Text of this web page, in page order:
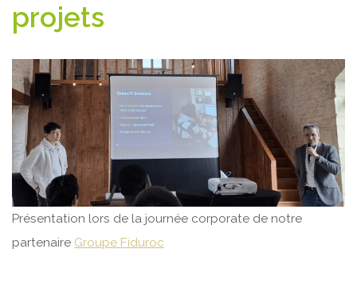
projets
Présentation lors de la journée corporate de notre
partenaire Groupe Fiduroc